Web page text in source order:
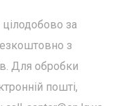
за
з
Для обробки
пошті,